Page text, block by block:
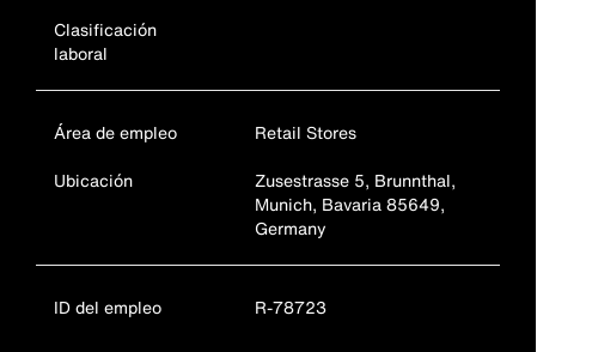
Clasificación
laboral
Área de empleo
Retail Stores
Ubicación
Zusestrasse 5, Brunnthal,
Munich, Bavaria 85649,
Germany
ID del empleo R-78723